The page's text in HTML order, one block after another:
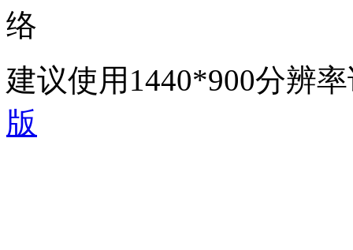
络
建议使用1440*900分辨
版